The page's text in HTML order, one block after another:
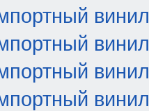
винил
винил
винил
винил